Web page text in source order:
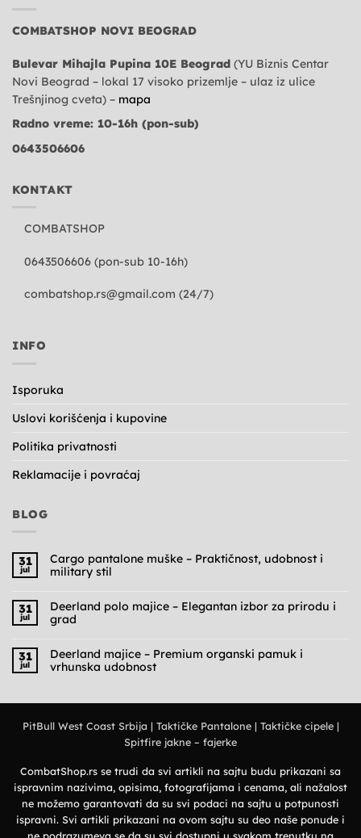
COMBATSHOP NOVI BEOGRAD
Bulevar Mihajla Pupina 10E Beograd (YU Biznis Centar
Novi Beograd – lokal 17 visoko prizemlje – ulaz iz ulice
Trešnjinog cveta) – mapa
Radno vreme: 10-16h (pon-sub)
0643506606
KONTAKT
COMBATSHOP
0643506606 (pon-sub 10-16h)
combatshop.rs@gmail.com (24/7)
INFO
Isporuka
Uslovi korišćenja i kupovine
Politika privatnosti
Reklamacije i povraćaj
BLOG
31
jul
Cargo pantalone muške – Praktičnost, udobnost i
military stil
na
Cargo
pantalone
muške
Praktičnost,
udobnost
i
military
31
jul
Deerland polo majice – Elegantan izbor za prirodu i
grad
na
Deerland
polo
izbor
prirodu
i
31
jul
Deerland majice – Premium organski pamuk i
vrhunska udobnost
–
vrhunska
udobnost
PitBull West Coast Srbija | Taktičke Pantalone| Taktičke cipele|
Spitfire jakne – fajerke
CombatShop.rs se trudi da svi artikli na sajtu budu prikazani sa
ispravnim nazivima, opisima, fotografijama i cenama, ali nažalost
ne možemo garantovati da su svi podaci na sajtu u potpunosti
ispravni. Svi artikli prikazani na ovom sajtu su deo naše ponude i